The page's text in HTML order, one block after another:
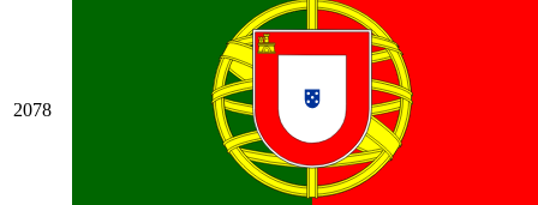
2078